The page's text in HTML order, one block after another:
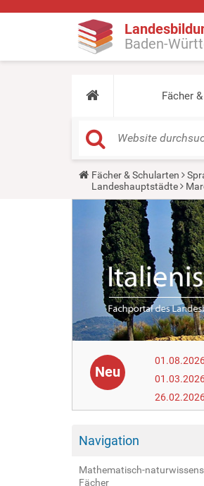
Baden-
Fächer
Y
u
Fächer & Schularten
Landeshauptstädte
Neu
Navigation
Mathematisch-
Fächer